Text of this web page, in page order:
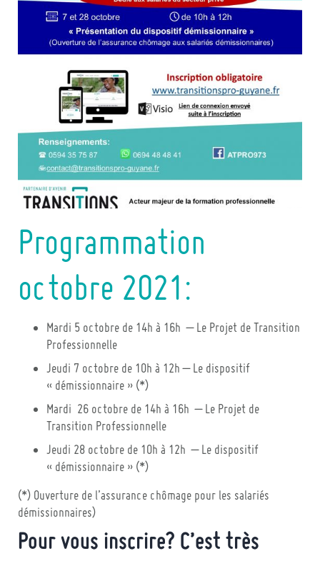
Programmation
octobre 2021:
Mardi 5 octobre de 14h à 16h – Le Projet de Transition
Professionnelle
Jeudi 7 octobre de 10h à 12h – Le dispositif
« démissionnaire » (*)
Mardi 26 octobre de 14h à 16h – Le Projet de
Transition Professionnelle
Jeudi 28 octobre de 10h à 12h – Le dispositif
« démissionnaire » (*)
(*) Ouverture de l’assurance chômage pour les salariés
démissionnaires)
Pour vous inscrire? C’est très